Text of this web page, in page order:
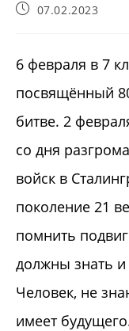
Запись07.02.2023
6 февраля в 7
посвящённый
битве. 2
со дня
войск в
поколение 21
помнить
должны знать
Человек, не
имеет